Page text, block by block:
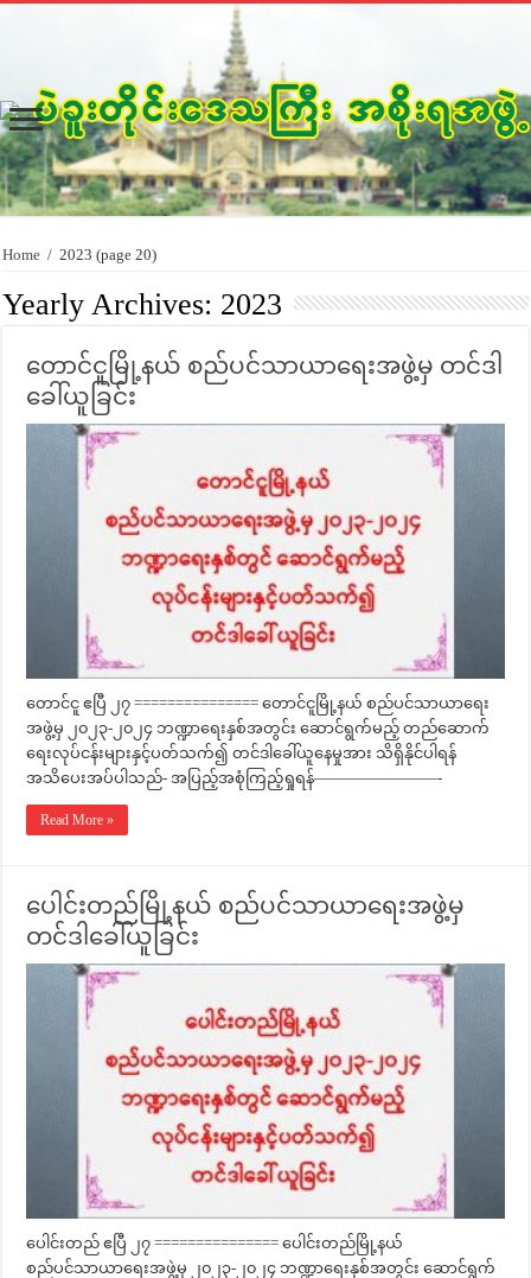
Home / 2023 (page 20)
Yearly Archives: 2023
တောင်ငူမြို့နယ် စည်ပင်သာယာရေးအဖွဲ့မှ တင်ဒါ
ခေါ်ယူခြင်း
တောင်ငူ ဧပြီ ၂၇ =============== တောင်ငူမြို့နယ် စည်ပင်သာယာရေး
အဖွဲ့မှ ၂၀၂၃-၂၀၂၄ ဘဏ္ဍာရေးနှစ်အတွင်း ဆောင်ရွက်မည့် တည်ဆောက်
ရေးလုပ်ငန်းများနှင့်ပတ်သက်၍ တင်ဒါခေါ်ယူနေမှုအား သိရှိနိုင်ပါရန်
အသိပေးအပ်ပါသည်- အပြည့်အစုံကြည့်ရှုရန်————————-
Read More »
ပေါင်းတည်မြို့နယ် စည်ပင်သာယာရေးအဖွဲ့မှ
တင်ဒါခေါ်ယူခြင်း
ပေါင်းတည် ဧပြီ ၂၇ =============== ပေါင်းတည်မြို့နယ်
စည်ပင်သာယာရေးအဖွဲ့မှ ၂၀၂၃-၂၀၂၄ ဘဏ္ဍာရေးနှစ်အတွင်း ဆောင်ရွက်